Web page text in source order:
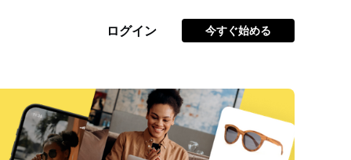
ログイン 今すぐ始める